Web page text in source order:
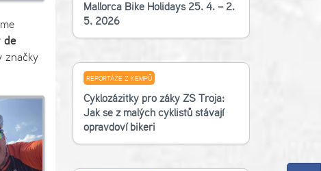
de
značky
Mallorca Bike Holidays 25. 4. – 2.
5. 2026
REPORTÁŽE Z KEMPŮ
Cyklozážitky pro žáky ZŠ Troja:
Jak se z malých cyklistů stávají
opravdoví bikeři